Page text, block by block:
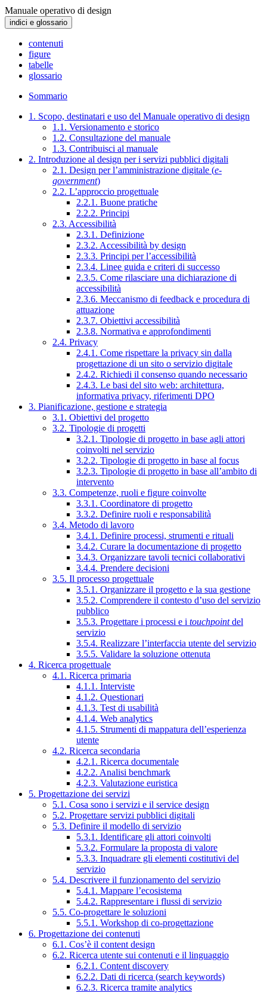
Manuale operativo di design
indici e glossario
contenuti
figure
tabelle
glossario
Sommario
1. Scopo, destinatari e uso del Manuale operativo di design
1.1. Versionamento e storico
1.2. Consultazione del manuale
1.3. Contribuisci al manuale
2. Introduzione al design per i servizi pubblici digitali
2.1. Design per l’amministrazione digitale (e-
government)
2.2. L’approccio progettuale
2.2.1. Buone pratiche
2.2.2. Principi
2.3. Accessibilità
2.3.1. Definizione
2.3.2. Accessibilità by design
2.3.3. Principi per l’accessibilità
2.3.4. Linee guida e criteri di successo
2.3.5. Come rilasciare una dichiarazione di
accessibilità
2.3.6. Meccanismo di feedback e procedura di
attuazione
2.3.7. Obiettivi accessibilità
2.3.8. Normativa e approfondimenti
2.4. Privacy
2.4.1. Come rispettare la privacy sin dalla
progettazione di un sito o servizio digitale
2.4.2. Richiedi il consenso quando necessario
2.4.3. Le basi del sito web: architettura,
informativa privacy, riferimenti DPO
3. Pianificazione, gestione e strategia
3.1. Obiettivi del progetto
3.2. Tipologie di progetti
3.2.1. Tipologie di progetto in base agli attori
coinvolti nel servizio
3.2.2. Tipologie di progetto in base al focus
3.2.3. Tipologie di progetto in base all’ambito di
intervento
3.3. Competenze, ruoli e figure coinvolte
3.3.1. Coordinatore di progetto
3.3.2. Definire ruoli e responsabilità
3.4. Metodo di lavoro
3.4.1. Definire processi, strumenti e rituali
3.4.2. Curare la documentazione di progetto
3.4.3. Organizzare tavoli tecnici collaborativi
3.4.4. Prendere decisioni
3.5. Il processo progettuale
3.5.1. Organizzare il progetto e la sua gestione
3.5.2. Comprendere il contesto d’uso del servizio
pubblico
3.5.3. Progettare i processi e i touchpointdel
servizio
3.5.4. Realizzare l’interfaccia utente del servizio
3.5.5. Validare la soluzione ottenuta
4. Ricerca progettuale
4.1. Ricerca primaria
4.1.1. Interviste
4.1.2. Questionari
4.1.3. Test di usabilità
4.1.4. Web analytics
4.1.5. Strumenti di mappatura dell’esperienza
utente
4.2. Ricerca secondaria
4.2.1. Ricerca documentale
4.2.2. Analisi benchmark
4.2.3. Valutazione euristica
5. Progettazione dei servizi
5.1. Cosa sono i servizi e il service design
5.2. Progettare servizi pubblici digitali
5.3. Definire il modello di servizio
5.3.1. Identificare gli attori coinvolti
5.3.2. Formulare la proposta di valore
5.3.3. Inquadrare gli elementi costitutivi del
servizio
5.4. Descrivere il funzionamento del servizio
5.4.1. Mappare l’ecosistema
5.4.2. Rappresentare i flussi di servizio
5.5. Co-progettare le soluzioni
5.5.1. Workshop di co-progettazione
6. Progettazione dei contenuti
6.1. Cos’è il content design
6.2. Ricerca utente sui contenuti e il linguaggio
6.2.1. Content discovery
6.2.2. Dati di ricerca (search keywords)
6.2.3. Ricerca tramite analytics